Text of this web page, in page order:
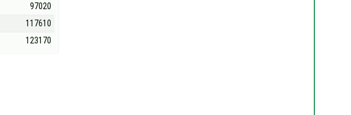
97020
117610
123170